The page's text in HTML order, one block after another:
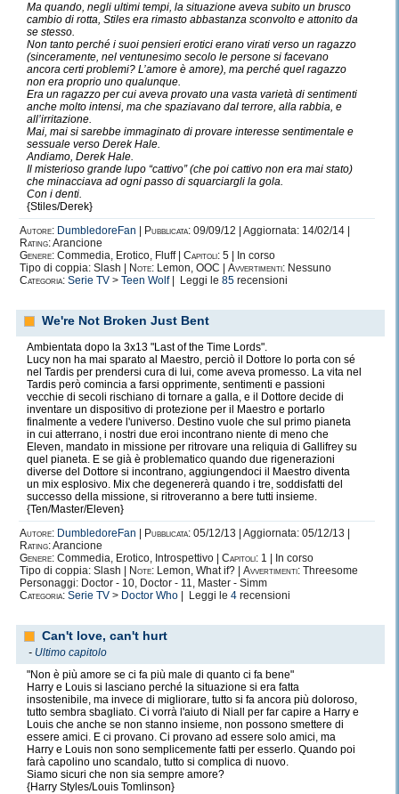
Carlos Ruiz Zafon.
Il mio nome è
Alexa con l'accento sulla prima a.
Vado molto fiera del mio nome, perchè
mi da la sensazione di essereunica.
Infatti, l'anticonformismo per me è quasi un'ossessione.
Non posso accettare di sembrare simile a qualcun'altro.
Io sono unica.
"Per essere ricordati, bisogna essere
Coco Chanel.
La mia grande passione èscrivere.
Non potrei vivere senza, ormai è la mia sopravvivenza.
E' la cosa più pura e spontanea che riesco a fare.
Mi viene dal cuore.
Non c'è niente di lontanamente paragonabile alla
sensazione di piacere,
di passione, di amore, di soddisfazione,
che si prova mettendo al mondo una creatura di carta e
inchiostro.
E non c'è niente di lontanamente paragonabile alla
sensazione che si prova,
quando qualcunol'apprezza.
Abito in Toscana, in un paese troppo piccolo per i miei
sogni.
Ormai, lo considero solo una formalità.
Perchè, la mia più grande certezza, è che appena finite le
scuole, andrò a vivere
nell'unico posto a cui appartengo veramente.
Londra.
Casa mia. Il posto in cui sarei dovuta nascere. Il mio
grande amore.
Non c'è niente che amo più di Londra. E' una vera
dipendenza.
Ma in fondo, chi non è dipendente dallafelicità?
Ma quando, negli ultimi tempi, la situazione aveva subito un brusco
cambio di rotta, Stiles era rimasto abbastanza sconvolto e attonito da
se stesso.
Non tanto perché i suoi pensieri erotici erano virati verso un ragazzo
(sinceramente, nel ventunesimo secolo le persone si facevano
ancora certi problemi? L’amore è amore), ma perché quel ragazzo
non era proprio uno qualunque.
Era un ragazzo per cui aveva provato una vasta varietà di sentimenti
anche molto intensi, ma che spaziavano dal terrore, alla rabbia, e
all’irritazione.
Mai, mai si sarebbe immaginato di provare interesse sentimentale e
sessuale verso Derek Hale.
Andiamo, Derek Hale.
Il misterioso grande lupo “cattivo” (che poi cattivo non era mai stato)
che minacciava ad ogni passo di squarciargli la gola.
Con i denti.
{Stiles/Derek}
Autore: DumbledoreFan Pubblicata: 09/09/12 | Aggiornata: 14/02/14 |
Rating:Arancione
Genere: Commedia, Erotico, Fluff | Capitoli: 5 | In corso
Tipo di coppia: Slash |
Note: Lemon, OOC | Avvertimenti: Nessuno
Categoria: Serie TV > Teen Wolf| Leggi le 85 recensioni
We're Not Broken Just Bent
Ambientata dopo la 3x13 "Last of the Time Lords".
Lucy non ha mai sparato al Maestro, perciò il Dottore lo porta con sé
nel Tardis per prendersi cura di lui, come aveva promesso. La vita nel
Tardis però comincia a farsi opprimente, sentimenti e passioni
vecchie di secoli rischiano di tornare a galla, e il Dottore decide di
inventare un dispositivo di protezione per il Maestro e portarlo
finalmente a vedere l'universo. Destino vuole che sul primo pianeta
in cui atterrano, i nostri due eroi incontrano niente di meno che
Eleven, mandato in missione per ritrovare una reliquia di Gallifrey su
quel pianeta. E se già è problematico quando due rigenerazioni
diverse del Dottore si incontrano, aggiungendoci il Maestro diventa
un mix esplosivo. Mix che degenererà quando i tre, soddisfatti del
successo della missione, si ritroveranno a bere tutti insieme.
{Ten/Master/Eleven}
Autore: DumbledoreFan Pubblicata: 05/12/13 | Aggiornata: 05/12/13 |
Rating:Arancione
Genere: Commedia, Erotico, Introspettivo | Capitoli: 1 | In corso
Tipo di coppia: Slash |
Note: Lemon, What if? | Avvertimenti: Threesome
Personaggi: Doctor - 10, Doctor - 11, Master - Simm
Categoria: Serie TV > Doctor Who | Leggi le 4 recensioni
Can't love, can't hurt
- Ultimo capitolo
"Non è più amore se ci fa più male di quanto ci fa bene"
Harry e Louis si lasciano perché la situazione si era fatta
insostenibile, ma invece di migliorare, tutto si fa ancora più doloroso,
tutto sembra sbagliato. Ci vorrà l'aiuto di Niall per far capire a Harry e
Louis che anche se non stanno insieme, non possono smettere di
essere amici. E ci provano. Ci provano ad essere solo amici, ma
Harry e Louis non sono semplicemente fatti per esserlo. Quando poi
farà capolino uno scandalo, tutto si complica di nuovo.
Siamo sicuri che non sia sempre amore?
{Harry Styles/Louis Tomlinson}